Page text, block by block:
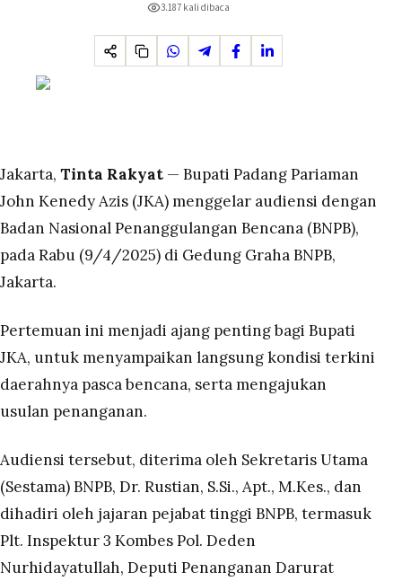
3.187 kali dibaca
Jakarta, Tinta Rakyat — Bupati Padang Pariaman
John Kenedy Azis (JKA) menggelar audiensi dengan
Badan Nasional Penanggulangan Bencana (BNPB),
pada Rabu (9/4/2025) di Gedung Graha BNPB,
Jakarta.
Pertemuan ini menjadi ajang penting bagi Bupati
JKA, untuk menyampaikan langsung kondisi terkini
daerahnya pasca bencana, serta mengajukan
usulan penanganan.
Audiensi tersebut, diterima oleh Sekretaris Utama
(Sestama) BNPB, Dr. Rustian, S.Si., Apt., M.Kes., dan
dihadiri oleh jajaran pejabat tinggi BNPB, termasuk
Plt. Inspektur 3 Kombes Pol. Deden
Nurhidayatullah, Deputi Penanganan Darurat